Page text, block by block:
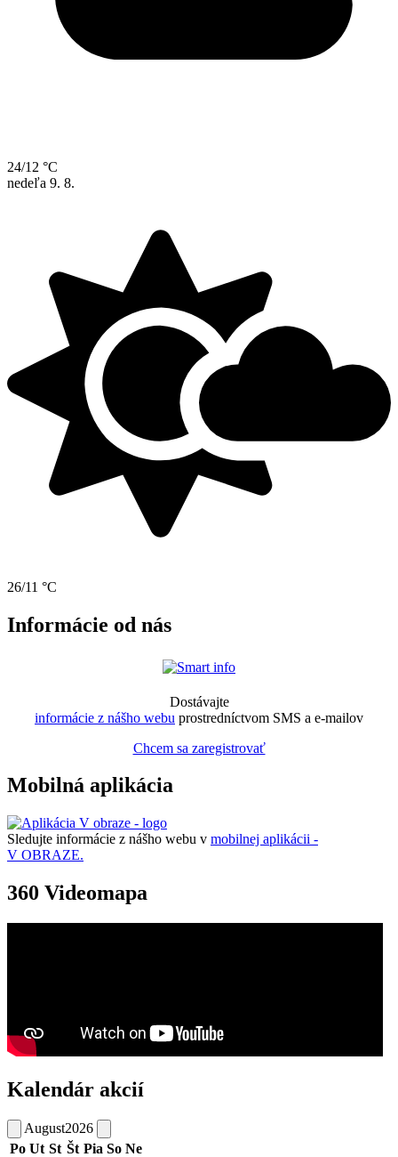
24/12 °C
nedeľa 9. 8.
26/11 °C
Informácie od nás
Dostávajte
informácie z nášho webu prostredníctvom SMS a e-mailov
Chcem sa zaregistrovať
Mobilná aplikácia
Sledujte informácie z nášho webu v mobilnej aplikácii -
V OBRAZE.
360 Videomapa
Kalendár akcií
August2026
Po Ut St Št Pia So Ne